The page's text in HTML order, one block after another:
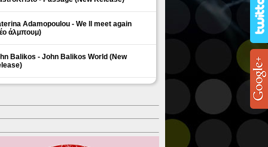
Adamopoulou - We ll meet again
άλμπουμ)
Balikos - John Balikos World (New